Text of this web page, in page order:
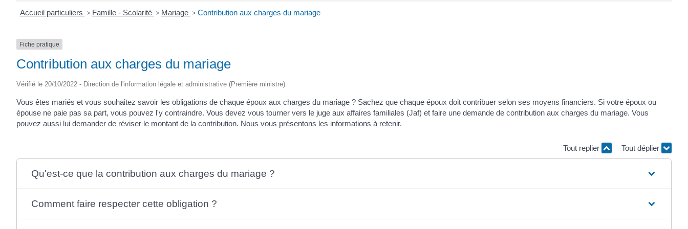
Accueil particuliers > Famille - Scolarité > Mariage > Contribution aux charges du mariage
Fiche pratique
Contribution aux charges du mariage
Vérifié le 20/10/2022 - Direction de l'information légale et administrative (Première ministre)
Vous êtes mariés et vous souhaitez savoir les obligations de chaque époux aux charges du mariage ? Sachez que chaque époux doit contribuer selon ses moyens financiers. Si votre époux ou
épouse ne paie pas sa part, vous pouvez l'y contraindre. Vous devez vous tourner vers le juge aux affaires familiales (Jaf) et faire une demande de contribution aux charges du mariage. Vous
pouvez aussi lui demander de réviser le montant de la contribution. Nous vous présentons les informations à retenir.
Tout replier Tout déplier
Qu'est-ce que la contribution aux charges du mariage ?
Comment faire respecter cette obligation ?